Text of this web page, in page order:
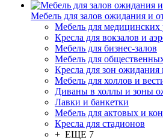
Мебель для залов ожидания и
Мебель для медицинских
Кресла для вокзалов и
Мебель для бизнес-залов
Мебель для
Кресла для зон ожидания
Мебель для холлов и
Диваны в холлы и зоны
Лавки и банкетки
Мебель для актовых и
Кресла для стадионов
+ ЕЩЕ 7